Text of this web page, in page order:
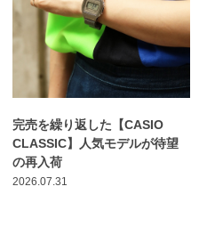
完売を繰り返した【CASIO
CLASSIC】人気モデルが待望
の再入荷
2026.07.31